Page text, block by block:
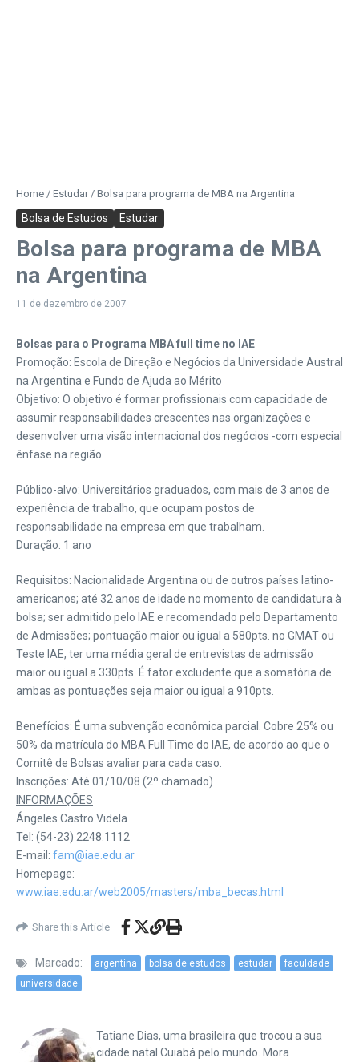
Home / Estudar / Bolsa para programa de MBA na Argentina
Bolsa de Estudos Estudar
Bolsa para programa de MBA
na Argentina
11 de dezembro de 2007
Bolsas para o Programa MBA full time no IAE
Promoção: Escola de Direção e Negócios da Universidade Austral
na Argentina e Fundo de Ajuda ao Mérito
Objetivo: O objetivo é formar profissionais com capacidade de
assumir responsabilidades crescentes nas organizações e
desenvolver uma visão internacional dos negócios -com especial
ênfase na região.
Público-alvo: Universitários graduados, com mais de 3 anos de
experiência de trabalho, que ocupam postos de
responsabilidade na empresa em que trabalham.
Duração: 1 ano
Requisitos: Nacionalidade Argentina ou de outros países latino-
americanos; até 32 anos de idade no momento de candidatura à
bolsa; ser admitido pelo IAE e recomendado pelo Departamento
de Admissões; pontuação maior ou igual a 580pts. no GMAT ou
Teste IAE, ter uma média geral de entrevistas de admissão
maior ou igual a 330pts. É fator excludente que a somatória de
ambas as pontuações seja maior ou igual a 910pts.
Benefícios: É uma subvenção econômica parcial. Cobre 25% ou
50% da matrícula do MBA Full Time do IAE, de acordo ao que o
Comitê de Bolsas avaliar para cada caso.
Inscrições: Até 01/10/08 (2º chamado)
INFORMAÇÕES
Ángeles Castro Videla
Tel: (54-23) 2248.1112
E-mail: fam@iae.edu.ar
Homepage:
www.iae.edu.ar/web2005/masters/mba_becas.html
Share this Article
Marcado: argentina bolsa de estudos estudar
faculdade
universidade
Tatiane Dias, uma brasileira que trocou a sua
cidade natal Cuiabá pelo mundo. Mora